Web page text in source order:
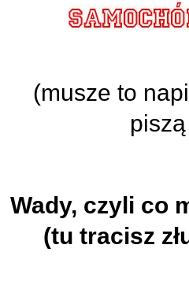
(musze to
Wady, czyli co
(tu tracisz